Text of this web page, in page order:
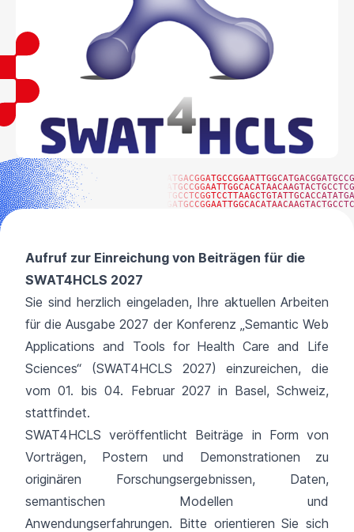
Aufruf zur Einreichung von Beiträgen für die
SWAT4HCLS 2027
Sie sind herzlich eingeladen, Ihre aktuellen Arbeiten
für die Ausgabe 2027 der Konferenz „Semantic Web
Applications and Tools for Health Care and Life
Sciences“ (SWAT4HCLS 2027) einzureichen, die
vom 01. bis 04. Februar 2027 in Basel, Schweiz,
stattfindet.
SWAT4HCLS veröffentlicht Beiträge in Form von
Vorträgen, Postern und Demonstrationen zu
originären Forschungsergebnissen, Daten,
semantischen Modellen und
Anwendungserfahrungen. Bitte orientieren Sie sich